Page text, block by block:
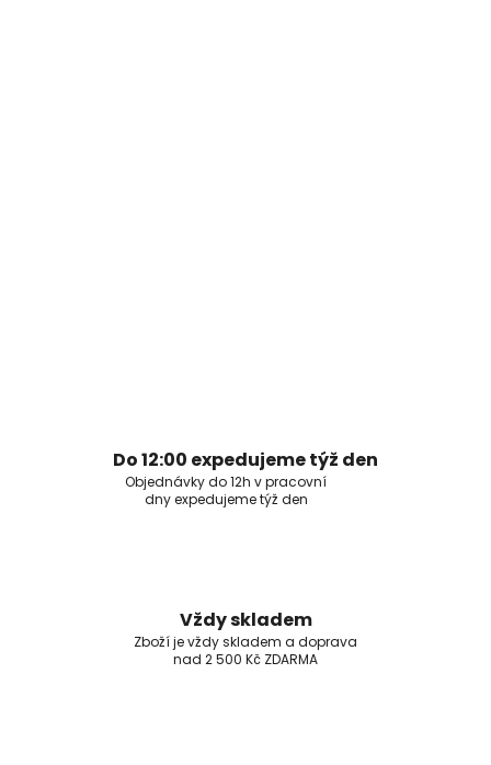
Do 12:00 expedujeme týž den
Objednávky do 12h v pracovní
dny expedujeme týž den
Vždy skladem
Zboží je vždy skladem a doprava
nad 2 500 Kč ZDARMA